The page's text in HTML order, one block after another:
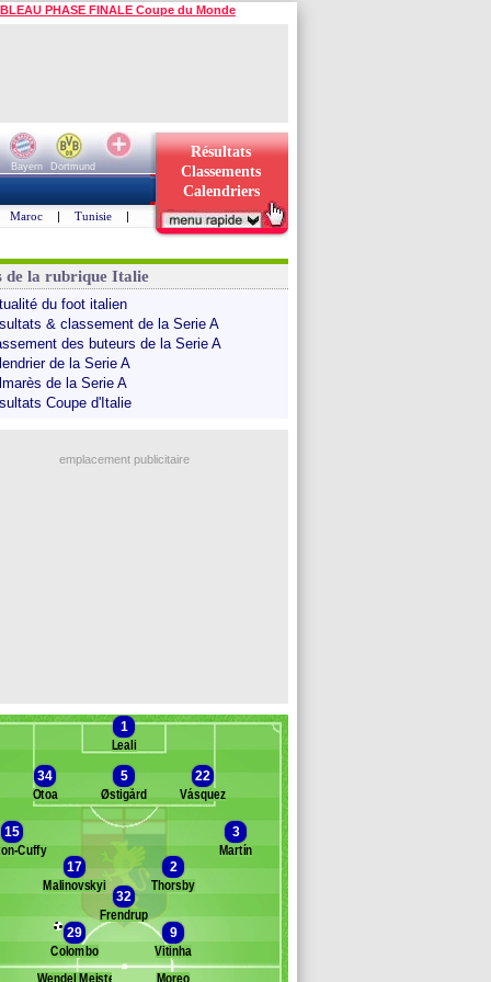
PHASE FINALE Coupe du Monde
Bayern
Dortmund
Résultats
Classements
Calendriers
Maroc | Tunisie |
de la rubrique Italie
du foot italien
& classement de la Serie A
des buteurs de la Serie A
de la Serie A
de la Serie A
Coupe d'Italie
emplacement publicitaire
Banc des remplaçants Genoa
Ellertsson Mikael
1
Leali
34
Otoa
5
Østigård
22
Vásquez
15
Cuffy
3
Martín
17
Malinovskyi
2
Thorsby
32
Frendrup
29
Colombo
9
Vitinha
Moreo
Wendel Meister